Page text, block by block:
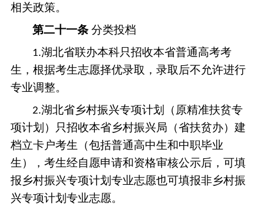
相关政策。
第二十一条 分类投档
1.湖北省联办本科只招收本省普通高考考
生，根据考生志愿择优录取，录取后不允许进行
专业调整。
2.湖北省乡村振兴专项计划
（原精准扶贫专
项计划）
只招收本省乡村振兴局（省扶贫办） 建
档立卡户考生（包括普通高中生和中职毕业
生）， 考生经自愿申请和资格审核公示后， 可填
报乡村振兴专项计划专业志愿也可填报非乡村振
兴专项计划专业志愿。